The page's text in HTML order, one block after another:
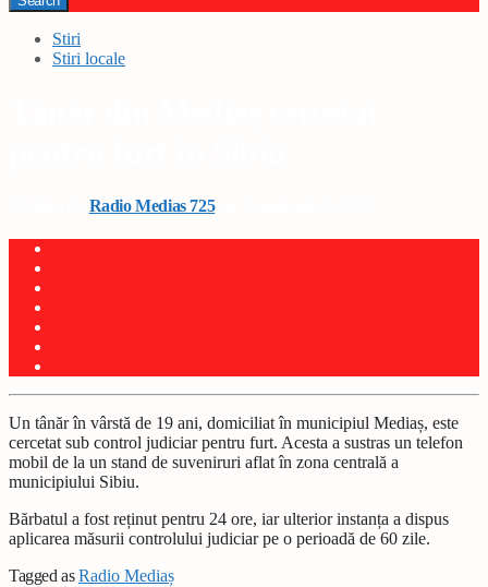
Stiri
Stiri locale
Radio Medias 725on 15 septembrie 2025
Un tânăr în vârstă de 19 ani, domiciliat în municipiul Mediaș, este
cercetat sub control judiciar pentru furt. Acesta a sustras un telefon
mobil de la un stand de suveniruri aflat în zona centrală a
municipiului Sibiu.
Bărbatul a fost reținut pentru 24 ore, iar ulterior instanța a dispus
aplicarea măsurii controlului judiciar pe o perioadă de 60 zile.
Tagged asRadio Mediaș